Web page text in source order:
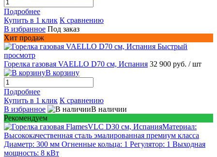
Подробнее
Купить в 1 клик К сравнению
В избранное Под заказ
Хит продаж
Быстрый
просмотр
Горелка газовая VAELLO D70 см, Испания 32 900 руб. / шт
В корзину
Подробнее
Купить в 1 клик К сравнению
В избранное
В наличии
Рекомендуем